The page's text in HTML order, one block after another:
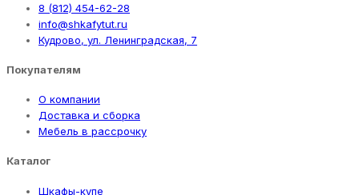
8 (812) 454-62-28
info@shkafytut.ru
Кудрово, ул. Ленинградская, 7
Покупателям
О компании
Доставка и сборка
Мебель в рассрочку
Каталог
Шкафы-купе